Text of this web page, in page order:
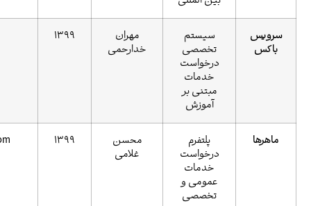
سیستم
تخصصی
مهران
خدارحمی
1399
servicebox.ir
پلتفرم
محسن
غلامی
1399
maherha.com